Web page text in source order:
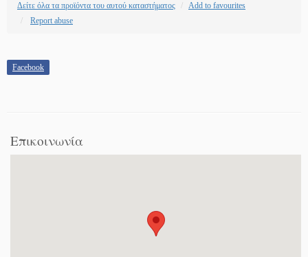
Δείτε όλα τα προϊόντα του αυτού καταστήματος
Add to favourites
Report abuse
Facebook
Επικοινωνία